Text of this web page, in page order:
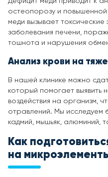
остеопорозу и повышенной
меди вызывает
заболевания печени,
тошнота и нарушения
Анализ крови на
В нашей клинике можно
который помогает выявить
воздействия на организм,
отравлений. Мы исследуем
кадмий, мышьяк, алюминий,
Как
на